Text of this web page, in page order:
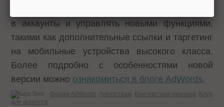
в аккаунты и управлять новыми функциями,
такими как дополнительные ссылки и таргетинг
на мобильные устройства высокого класса.
Более подробно с особенностями новой
версии можно ознакомиться в блоге AdWords.
Теги: Google AdWords Агентствам Контекстная реклама
Клуб
для агентств